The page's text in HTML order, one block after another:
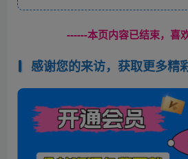
------本页内容已结束，喜
感谢您的来访，获取更多精